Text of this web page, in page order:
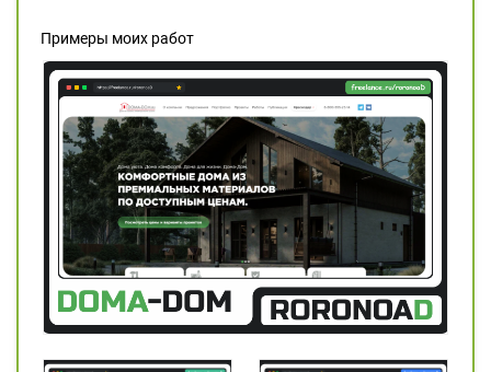
Примеры моих работ